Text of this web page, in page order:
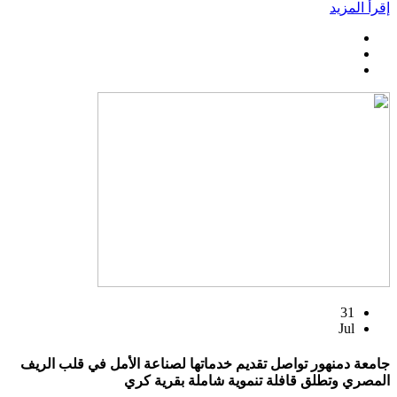
إقرأ المزيد
31
Jul
جامعة دمنهور تواصل تقديم خدماتها لصناعة الأمل في قلب الريف
المصري وتطلق قافلة تنموية شاملة بقرية كري